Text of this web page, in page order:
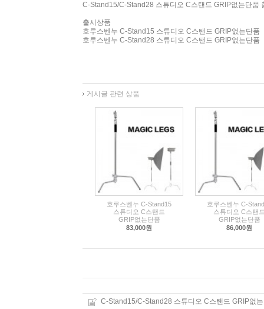
C-Stand15/C-Stand28 스튜디오 C스탠드 GRIP없는단품
출시상품
호루스벤누 C-Stand15 스튜디오 C스탠드 GRIP없는단품
호루스벤누 C-Stand28 스튜디오 C스탠드 GRIP없는단품
게시글 관련 상품
호루스벤누 C-Stand15
스튜디오 C스탠드
GRIP없는단품
83,000원
호루스벤누 C-
스튜디오 C스탠
GRIP없는단품
86,000원
C-Stand15/C-Stand28 스튜디오 C스탠드 GRIP없